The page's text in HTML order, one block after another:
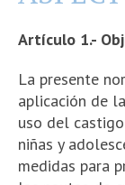
Artículo 1.-
La presente
aplicación de
uso del
niñas y
medidas para